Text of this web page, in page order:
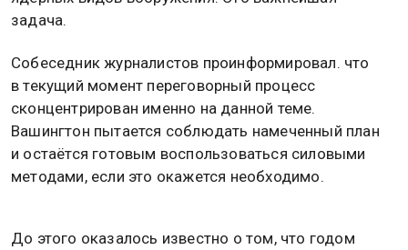
задача.
Собеседник журналистов проинформировал. что
в текущий момент переговорный процесс
сконцентрирован именно на данной теме.
Вашингтон пытается соблюдать намеченный план
и остаётся готовым воспользоваться силовыми
методами, если это окажется необходимо.
До этого оказалось известно о том, что годом